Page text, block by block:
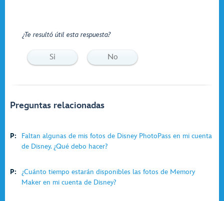
¿Te resultó útil esta respuesta?
Si No
Preguntas relacionadas
P:
Faltan algunas de mis fotos de Disney PhotoPass en mi cuenta
de Disney. ¿Qué debo hacer?
P:
¿Cuánto tiempo estarán disponibles las fotos de Memory
Maker en mi cuenta de Disney?